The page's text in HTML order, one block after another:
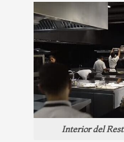
Interior del